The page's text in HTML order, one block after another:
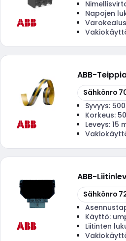
Napojen
ABB-
Kopioi
Sähkönro
Syvyys:
Korkeus:
Leveys: 15
ABB-
Kopioi
Sähkönro
Käyttö:
Liitinten